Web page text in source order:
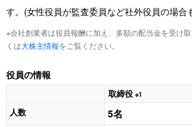
す。(女性役員が監査委員など社外役員の場合
※会社創業者は役員報酬に加え、多額の配当金を受け
くは大株主情報をご覧ください。
役員の情報
取締役 ※1
人数 5名